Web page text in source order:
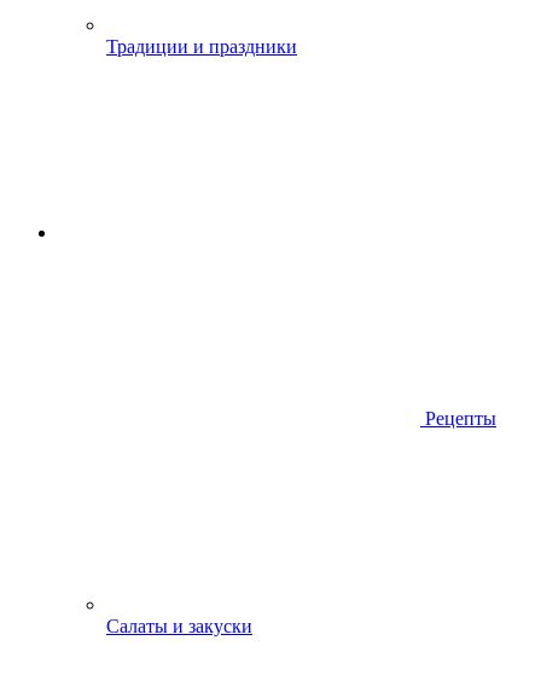
Традиции и праздники
Рецепты
Салаты и закуски